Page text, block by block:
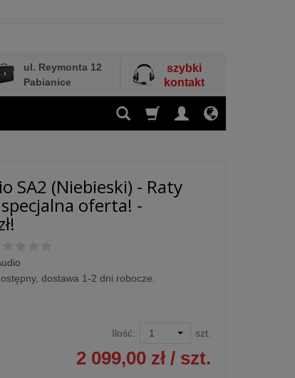
ul. Reymonta 12
Pabianice
szybki
kontakt
SA2 (Niebieski) - Raty
oferta! -
dostawa 1-2 dni robocze.
Ilość: szt.
2 099,00 zł/ szt.